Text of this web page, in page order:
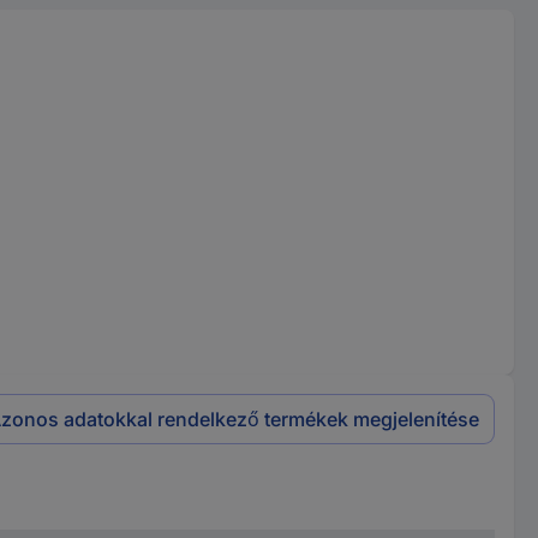
adatokkal rendelkező termékek megjelenítése